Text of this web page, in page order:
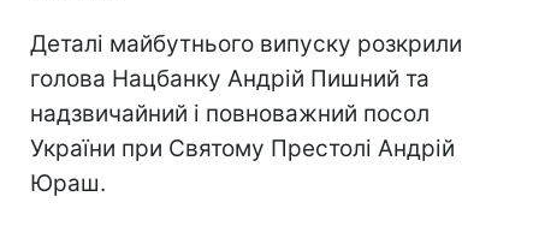
Деталі майбутнього випуску розкрили
голова Нацбанку Андрій Пишний та
надзвичайний і повноважний посол
України при Святому Престолі Андрій
Юраш.